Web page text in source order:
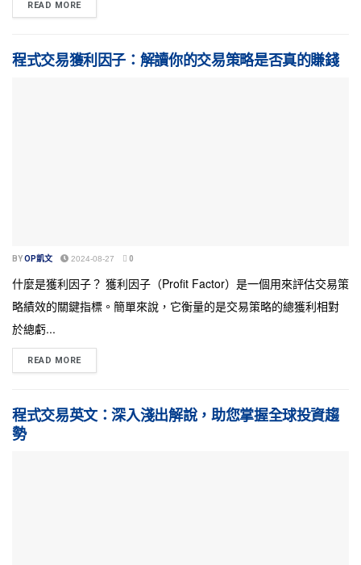
READ MORE
程式交易獲利因子：解讀你的交易策略是否真的賺錢
BYOP凱文 2024-08-27 0
什麼是獲利因子？ 獲利因子（Profit Factor）是一個用來評估交易策
略績效的關鍵指標。簡單來說，它衡量的是交易策略的總獲利相對
於總虧...
READ MORE
程式交易英文：深入淺出解說，助您掌握全球投資趨
勢